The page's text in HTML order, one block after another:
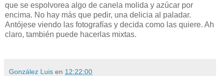
que se espolvorea algo de canela molida y azúcar por
encima. No hay más que pedir, una delicia al paladar.
Antójese viendo las fotografías y decida como las quiere. Ah
claro, también puede hacerlas mixtas.
González Luis en 12:22:00